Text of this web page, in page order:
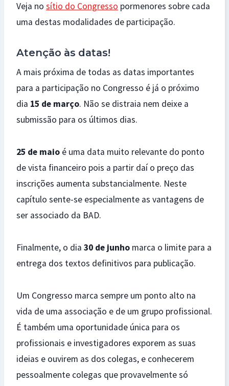
Veja no sítio do Congresso pormenores sobre cada
uma destas modalidades de participação.
Atenção às datas!
A mais próxima de todas as datas importantes
para a participação no Congresso é já o próximo
dia 15 de março. Não se distraia nem deixe a
submissão para os últimos dias.
25 de maio é uma data muito relevante do ponto
de vista financeiro pois a partir daí o preço das
inscrições aumenta substancialmente. Neste
capítulo sente-se especialmente as vantagens de
ser associado da BAD.
Finalmente, o dia 30 de junho marca o limite para a
entrega dos textos definitivos para publicação.
Um Congresso marca sempre um ponto alto na
vida de uma associação e de um grupo profissional.
É também uma oportunidade única para os
profissionais e investigadores exporem as suas
ideias e ouvirem as dos colegas, e conhecerem
pessoalmente colegas que provavelmente só